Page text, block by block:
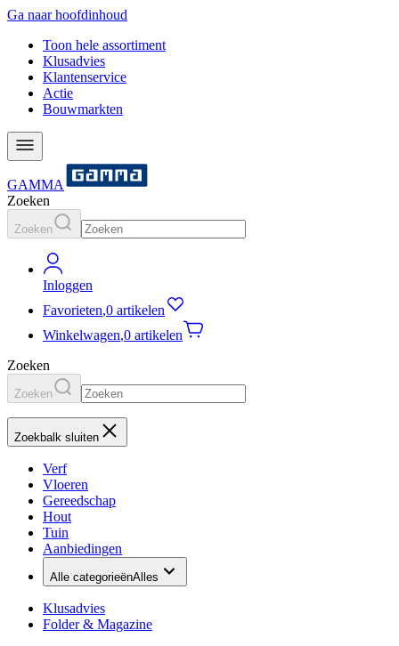
Ga naar hoofdinhoud
Toon hele assortiment
Klusadvies
Klantenservice
Actie
Bouwmarkten
GAMMA
Zoeken
Zoeken
Inloggen
Favorieten,0 artikelen
Winkelwagen,0 artikelen
Zoeken
Zoeken
Zoekbalk sluiten
Verf
Vloeren
Gereedschap
Hout
Tuin
Aanbiedingen
Alle categorieënAlles
Klusadvies
Folder & Magazine